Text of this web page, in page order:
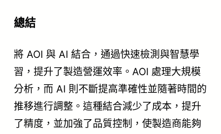
總結
將 AOI 與 AI 結合，通過快速檢測與智慧學
習，提升了製造營運效率。AOI 處理大規模
分析，而 AI 則不斷提高準確性並隨著時間的
推移進行調整。這種結合減少了成本，提升
了精度，並加強了品質控制，使製造商能夠